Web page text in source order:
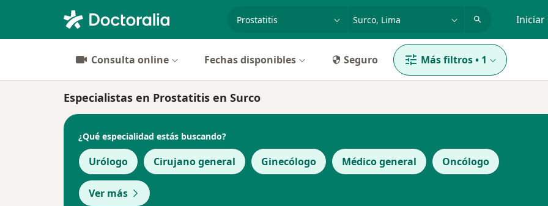
Iniciar
Consulta online Fechas disponibles Seguro Más filtros• 1
Especialistas en Prostatitis en Surco
¿Qué especialidad estás buscando?
Urólogo Cirujano general Ginecólogo Médico general Oncólogo
Ver más